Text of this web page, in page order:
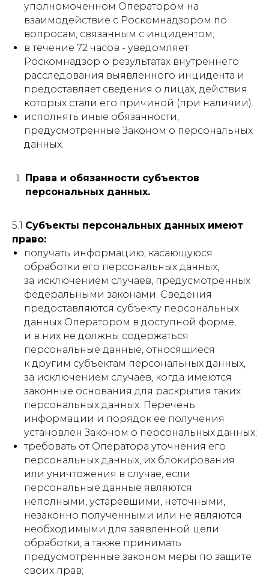
уполномоченном Оператором на
взаимодействие с Роскомнадзором по
вопросам, связанным с инцидентом;
в течение 72 часов - уведомляет
Роскомнадзор о результатах внутреннего
расследования выявленного инцидента и
предоставляет сведения о лицах, действия
которых стали его причиной (при наличии).
исполнять иные обязанности,
предусмотренные Законом о персональных
данных.
Права и обязанности субъектов
персональных данных.
5.1 Субъекты персональных данных имеют
право:
получать информацию, касающуюся
обработки его персональных данных,
за исключением случаев, предусмотренных
федеральными законами. Сведения
предоставляются субъекту персональных
данных Оператором в доступной форме,
и в них не должны содержаться
персональные данные, относящиеся
к другим субъектам персональных данных,
за исключением случаев, когда имеются
законные основания для раскрытия таких
персональных данных. Перечень
информации и порядок ее получения
установлен Законом о персональных данных;
требовать от Оператора уточнения его
персональных данных, их блокирования
или уничтожения в случае, если
персональные данные являются
неполными, устаревшими, неточными,
незаконно полученными или не являются
необходимыми для заявленной цели
обработки, а также принимать
предусмотренные законом меры по защите
своих прав;